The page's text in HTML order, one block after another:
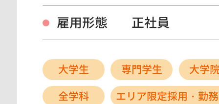
雇用形態
正社員
大学生 専門学生
大学
全学科
エリア限定採用・勤